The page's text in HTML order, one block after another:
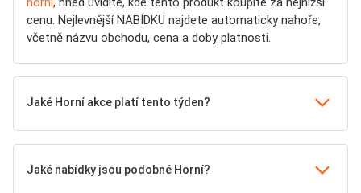
cenu. Nejlevnější NABÍDKU najdete automaticky nahoře,
včetně názvu obchodu, cena a doby platnosti.
Jaké Horní akce platí tento týden?
Jaké nabídky jsou podobné Horní?